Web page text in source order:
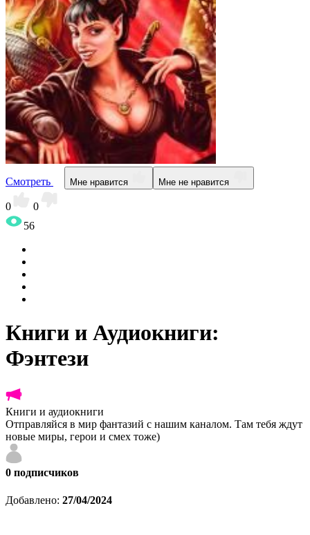
Смотреть Мне нравится Мне не нравится
0
0
56
Книги и Аудиокниги:
Фэнтези
Книги и аудиокниги
Отправляйся в мир фантазий с нашим каналом. Там тебя ждут
новые миры, герои и смех тоже)
0 подписчиков
Добавлено: 27/04/2024